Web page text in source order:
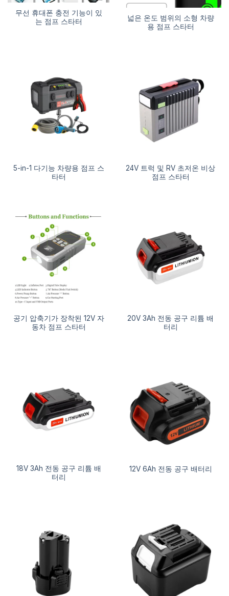
무선 휴대폰 충전 기능이 있
는 점프 스타터
넓은 온도 범위의 소형 차량
용 점프 스타터
5-in-1 다기능 차량용 점프 스
타터
24V 트럭 및 RV 초저온 비상
점프 스타터
공기 압축기가 장착된 12V 자
동차 점프 스타터
20V 3Ah 전동 공구 리튬 배
터리
18V 3Ah 전동 공구 리튬 배
터리
12V 6Ah 전동 공구 배터리